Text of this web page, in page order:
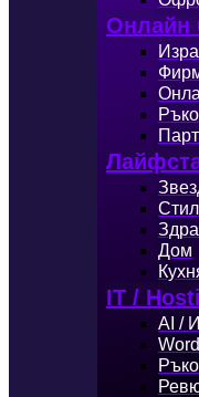
Онлайн
Стил
Дом
IT /
AI /